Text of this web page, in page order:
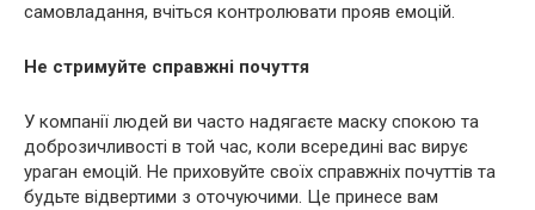
самовладання, вчіться контролювати прояв емоцій.
Не стримуйте справжні почуття
У компанії людей ви часто надягаєте маску спокою та
доброзичливості в той час, коли всередині вас вирує
ураган емоцій. Не приховуйте своїх справжніх почуттів та
будьте відвертими з оточуючими. Це принесе вам